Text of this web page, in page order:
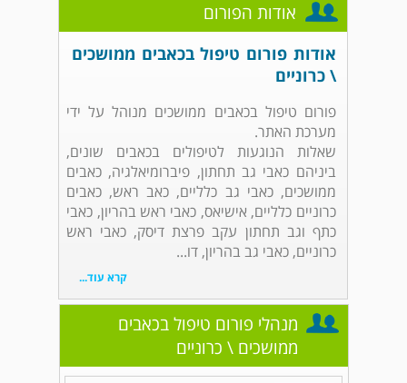
אודות הפורום
אודות פורום טיפול בכאבים ממושכים
\ כרוניים
פורום טיפול בכאבים ממושכים מנוהל על ידי
מערכת האתר.
שאלות הנוגעות לטיפולים בכאבים שונים,
ביניהם כאבי גב תחתון, פיברומיאלגיה, כאבים
ממושכים, כאבי גב כלליים, כאב ראש, כאבים
כרוניים כלליים, אישיאס, כאבי ראש בהריון, כאבי
כתף וגב תחתון עקב פרצת דיסק, כאבי ראש
כרוניים, כאבי גב בהריון, דו...
קרא עוד...
מנהלי פורום טיפול בכאבים
ממושכים \ כרוניים